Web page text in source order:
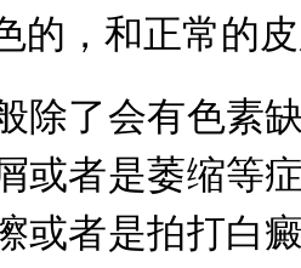
的，和正常的
了会有色素缺
或者是萎缩等
或者是拍打白